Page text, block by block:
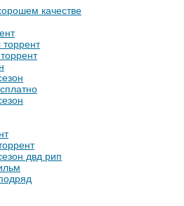
качестве
торрент
двд рип